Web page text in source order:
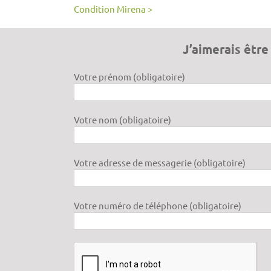
Condition Mirena >
J’aimerais
Votre prénom (obligatoire)
Votre nom (obligatoire)
Votre adresse de messagerie (obligatoire)
Votre numéro de téléphone (obligatoire)